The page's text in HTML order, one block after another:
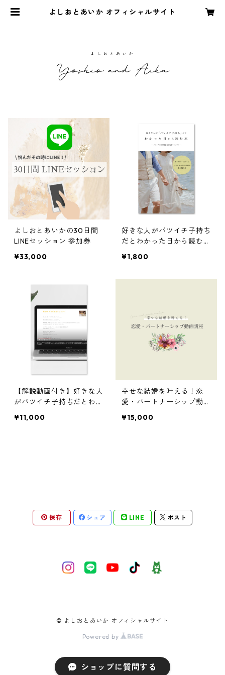
よしおとあいか オフィシャルサイト
よしおとあいかの30日間
LINEセッション 参加券
¥33,000
好きな人がバツイチ子持ち
だとわかった日から読む本
攻略マニュアル】
¥1,800
【解説動画付き】好きな人
がバツイチ子持ちだとわか
イチ子持ち問題完全攻略マ
¥11,000
幸せな結婚を叶える！恋
愛・パートナーシップ動画
¥15,000
保存 シェア LINE ポスト
© よしおとあいか オフィシャルサイト
Powered by
ショップに質問する